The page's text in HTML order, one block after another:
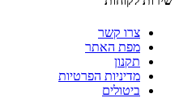
צרו קשר
מפת האתר
תקנון
מדיניות הפרטיות
ביטולים